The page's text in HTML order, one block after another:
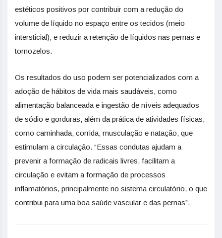
estéticos positivos por contribuir com a redução do
volume de líquido no espaço entre os tecidos (meio
intersticial), e reduzir a retenção de líquidos nas pernas e
tornozelos.
Os resultados do uso podem ser potencializados com a
adoção de hábitos de vida mais saudáveis, como
alimentação balanceada e ingestão de níveis adequados
de sódio e gorduras, além da prática de atividades físicas,
como caminhada, corrida, musculação e natação, que
estimulam a circulação. “Essas condutas ajudam a
prevenir a formação de radicais livres, facilitam a
circulação e evitam a formação de processos
inflamatórios, principalmente no sistema circulatório, o que
contribui para uma boa saúde vascular e das pernas”.